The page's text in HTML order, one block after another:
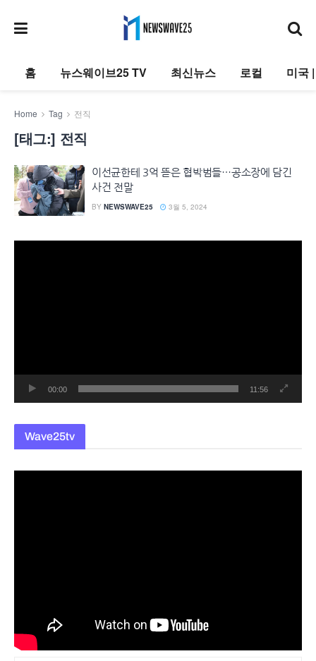
홈 뉴스웨이브25 TV 최신뉴스 로컬 미국
Home Tag 전직
[태그:] 전직
이선균한테 3억 뜯은 협박범들…공소장에 담긴
사건 전말
BY NEWSWAVE25 3월 5, 2024
00:00 11:56
Wave25tv